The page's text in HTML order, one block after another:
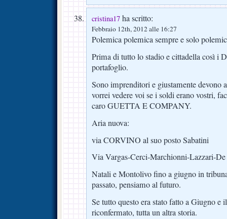
cristina17 ha scritto:
Febbraio 12th, 2012 alle 16:27
Polemica polemica sempre e solo
Prima di tutto lo stadio e cittadella così i
portafoglio.
Sono imprenditori e giustamente devono
vorrei vedere voi se i soldi erano vostri,
caro GUETTA E COMPANY.
Aria nuova:
via CORVINO al suo posto Sabatini
Via Vargas-Cerci-Marchionni-Lazzari-
Natali e Montolivo fino a giugno in
passato, pensiamo al futuro.
Se tutto questo era stato fatto a Giugno e
riconfermato, tutta un altra storia.